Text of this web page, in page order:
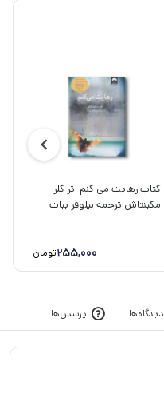
کتاب رهایت می کنم اثر کلر
مکینتاش ترجمه نیلوفر بیات
255,000تومان
دیدگاه‌ها پرسش‌ها